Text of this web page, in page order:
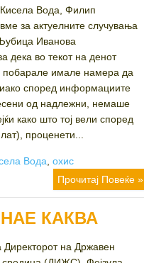
Вода, Филип
за актуелните случувања
Иванова
дека во текот на денот
побарале имале намера да
според информациите
од надлежни, немаше
како што тој вели според
проценети...
Вода ,охис
Прочитај Повеќе »
КАКВА
на Државен